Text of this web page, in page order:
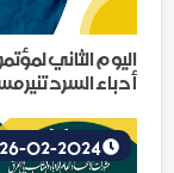
اليوم الثاني
أدباء السرد تنير